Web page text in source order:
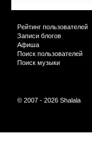
Рейтинг пользователей
Записи блогов
Афиша
Поиск пользователей
Поиск музыки
© 2007 - 2026 Shalala